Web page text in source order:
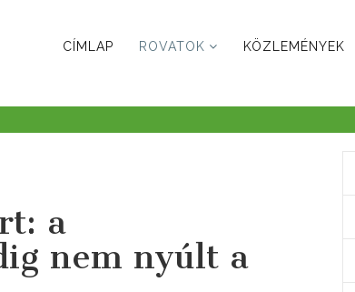
CÍMLAP ROVATOK KÖZLEMÉNYEK
a
nem nyúlt a